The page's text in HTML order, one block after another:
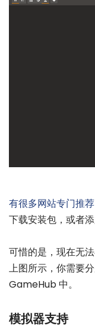
有很多网站专门推
下载安装包，或者
可惜的是，现在无
上图所示，你需要
GameHub 中。
模拟器支持